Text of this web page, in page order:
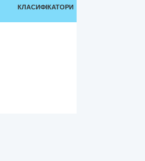
КЛАСИФІКАТОРИ